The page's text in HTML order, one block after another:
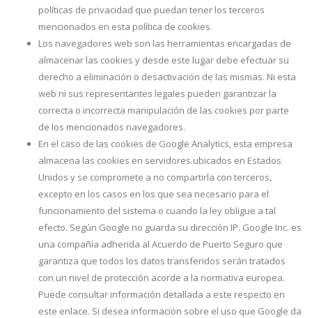
políticas de privacidad que puedan tener los terceros
mencionados en esta política de cookies.
Los navegadores web son las herramientas encargadas de
almacenar las cookies y desde este lugar debe efectuar su
derecho a eliminación o desactivación de las mismas. Ni esta
web ni sus representantes legales pueden garantizar la
correcta o incorrecta manipulación de las cookies por parte
de los mencionados navegadores.
En el caso de las cookies de Google Analytics, esta empresa
almacena las cookies en servidores ubicados en Estados
Unidos y se compromete a no compartirla con terceros,
excepto en los casos en los que sea necesario para el
funcionamiento del sistema o cuando la ley obligue a tal
efecto. Según Google no guarda su dirección IP. Google Inc. es
una compañía adherida al Acuerdo de Puerto Seguro que
garantiza que todos los datos transferidos serán tratados
con un nivel de protección acorde a la normativa europea.
Puede consultar información detallada a este respecto en
este enlace. Si desea información sobre el uso que Google da